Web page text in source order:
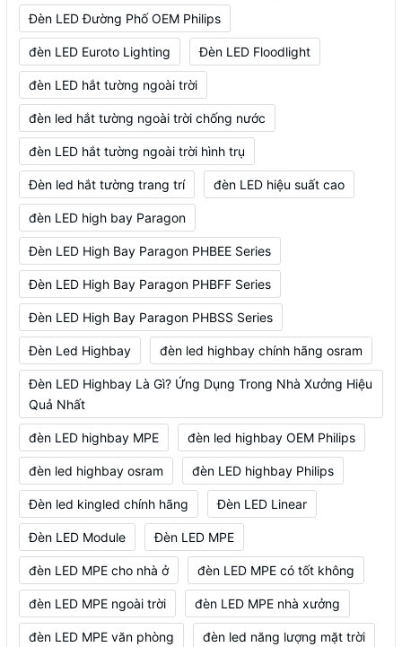
Đèn LED Đường Phố OEM Philips
đèn LED Euroto Lighting Đèn LED Floodlight
đèn LED hắt tường ngoài trời
đèn led hắt tường ngoài trời chống nước
đèn LED hắt tường ngoài trời hình trụ
Đèn led hắt tường trang trí đèn LED hiệu suất cao
đèn LED high bay Paragon
Đèn LED High Bay Paragon PHBEE Series
Đèn LED High Bay Paragon PHBFF Series
Đèn LED High Bay Paragon PHBSS Series
Đèn Led Highbay đèn led highbay chính hãng osram
Đèn LED Highbay Là Gì? Ứng Dụng Trong Nhà Xưởng Hiệu
Quả Nhất
đèn LED highbay MPE đèn led highbay OEM Philips
đèn led highbay osram đèn LED highbay Philips
Đèn led kingled chính hãng Đèn LED Linear
Đèn LED Module Đèn LED MPE
đèn LED MPE cho nhà ở đèn LED MPE có tốt không
đèn LED MPE ngoài trời đèn LED MPE nhà xưởng
đèn LED MPE văn phòng đèn led năng lượng mặt trời